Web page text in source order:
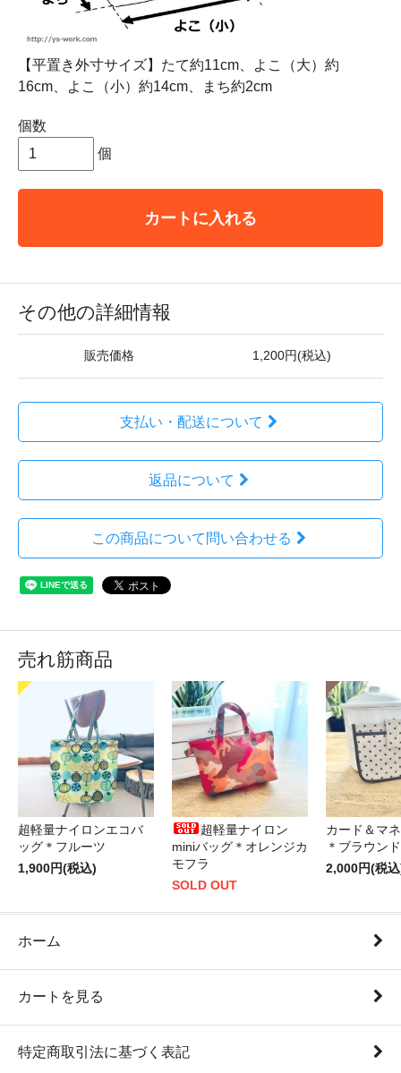
【平置き外寸サイズ】たて約11cm、よこ（大）約
16cm、よこ（小）約14cm、まち約2cm
個数
個
カートに入れる
その他の詳細情報
販売価格 1,200円(税込)
支払い・配送について
返品について
この商品について問い合わせる
売れ筋商品
超軽量ナイロンエコバ
ッグ＊フルーツ
1,900円(税込)
超軽量ナイロン
miniバッグ＊オレンジカ
モフラ
SOLD OUT
カード＆マ
＊ブラウン
2,000円(税
ホーム
カートを見る
特定商取引法に基づく表記